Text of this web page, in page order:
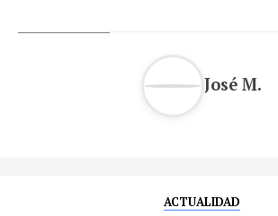
José M.
ACTUALIDAD